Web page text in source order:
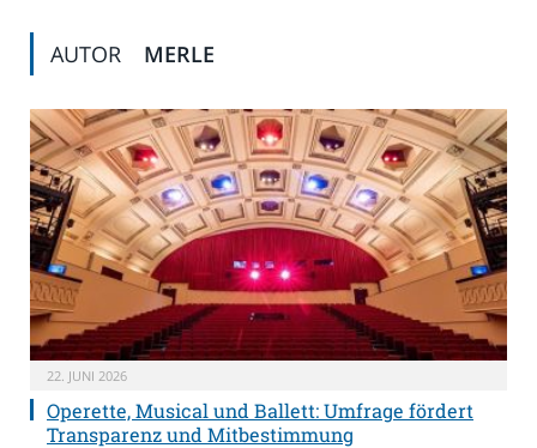
AUTOR MERLE
22. JUNI 2026
Operette, Musical und Ballett: Umfrage fördert
Transparenz und Mitbestimmung